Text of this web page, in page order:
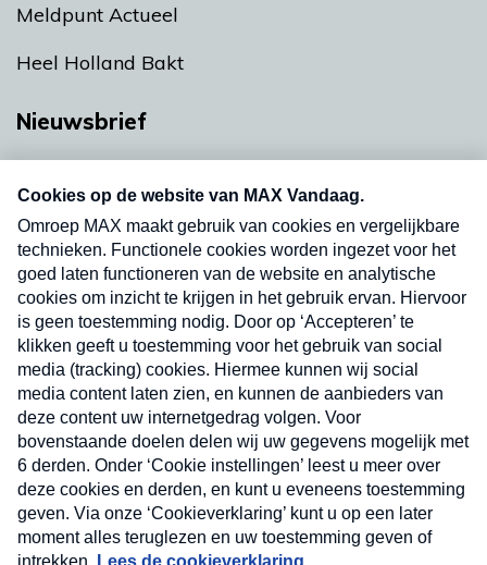
Meldpunt Actueel
Heel Holland Bakt
Nieuwsbrief
Neem hier een gratis abonnement op onze
nieuwsbrief. Elke vrijdag- en dinsdagochtend in
uw mailbox.
Verzend
Nieuwsbrief
Neem hier een gratis abonnement op onze
nieuwsbrief. Elke vrijdag- en dinsdagochtend in uw